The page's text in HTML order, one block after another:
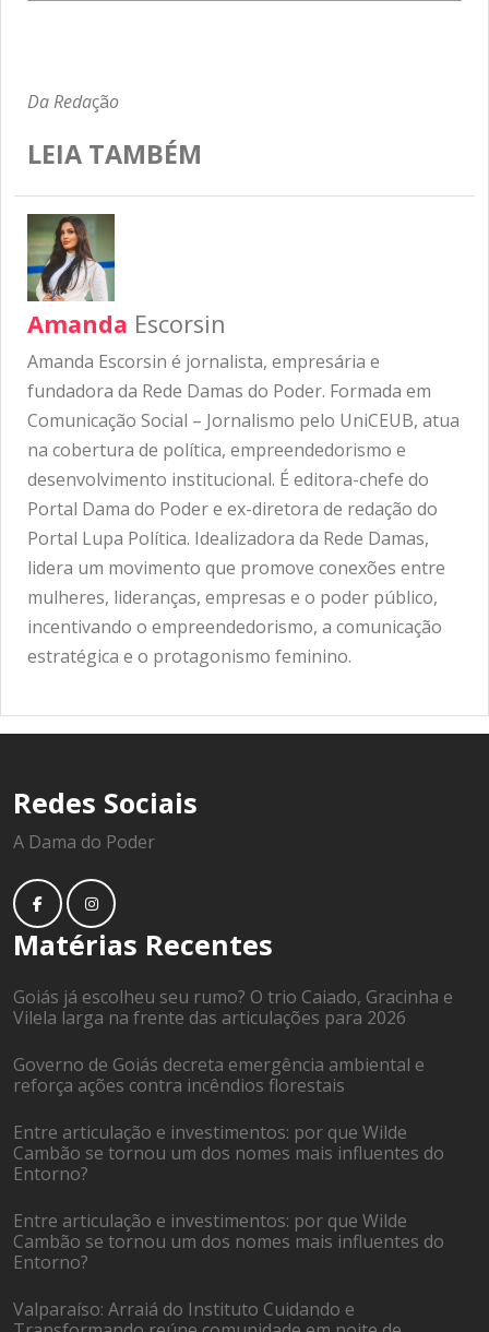
Da Redação
LEIA TAMBÉM
Amanda Escorsin
Amanda Escorsin é jornalista, empresária e
fundadora da Rede Damas do Poder. Formada em
Comunicação Social – Jornalismo pelo UniCEUB, atua
na cobertura de política, empreendedorismo e
desenvolvimento institucional. É editora-chefe do
Portal Dama do Poder e ex-diretora de redação do
Portal Lupa Política. Idealizadora da Rede Damas,
lidera um movimento que promove conexões entre
mulheres, lideranças, empresas e o poder público,
incentivando o empreendedorismo, a comunicação
estratégica e o protagonismo feminino.
Redes Sociais
A Dama do Poder
Matérias Recentes
Goiás já escolheu seu rumo? O trio Caiado, Gracinha e
Vilela larga na frente das articulações para 2026
Governo de Goiás decreta emergência ambiental e
reforça ações contra incêndios florestais
Entre articulação e investimentos: por que Wilde
Cambão se tornou um dos nomes mais influentes do
Entorno?
Entre articulação e investimentos: por que Wilde
Cambão se tornou um dos nomes mais influentes do
Entorno?
Valparaíso: Arraiá do Instituto Cuidando e